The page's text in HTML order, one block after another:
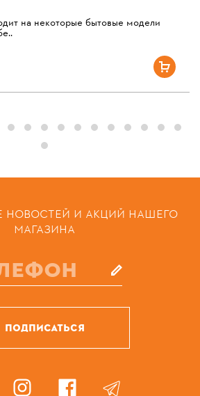
на некоторые бытовые модели
НОВОСТЕЙ И АКЦИЙ НАШЕГО
МАГАЗИНА
ПОДПИСАТЬСЯ